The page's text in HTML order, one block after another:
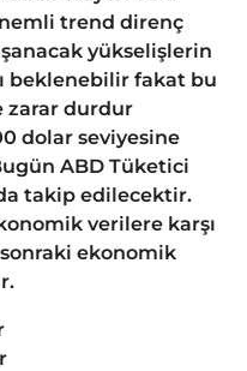
trend direnç
yükselişlerin
beklenebilir fakat bu
zarar durdur
dolar seviyesine
ABD Tüketici
takip edilecektir.
verilere karşı
ekonomik